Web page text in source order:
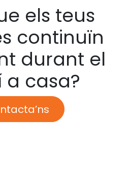
els teus
continuïn
durant el
casa?